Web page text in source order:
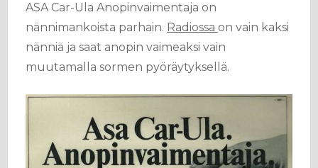
ASA Car-Ula Anopinvaimentaja on
nännimankoista parhain. Radiossa on vain kaksi
nänniä ja saat anopin vaimeaksi vain
muutamalla sormen pyöräytyksellä.